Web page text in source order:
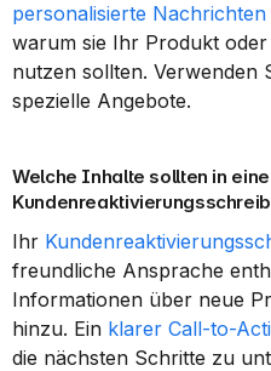
personalisierte Nachrichten
warum sie Ihr Produkt
nutzen sollten. Verwenden
spezielle Angebote.
Welche Inhalte sollten in
Ihr
freundliche Ansprache
Informationen über neue
hinzu. Ein klarer Call-to-
die nächsten Schritte zu